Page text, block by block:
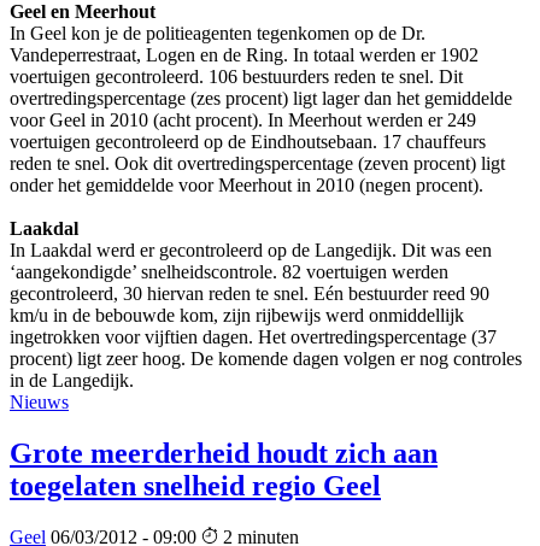
Geel en Meerhout
In Geel kon je de politieagenten tegenkomen op de Dr.
Vandeperrestraat, Logen en de Ring. In totaal werden er 1902
voertuigen gecontroleerd. 106 bestuurders reden te snel. Dit
overtredingspercentage (zes procent) ligt lager dan het gemiddelde
voor Geel in 2010 (acht procent). In Meerhout werden er 249
voertuigen gecontroleerd op de Eindhoutsebaan. 17 chauffeurs
reden te snel. Ook dit overtredingspercentage (zeven procent) ligt
onder het gemiddelde voor Meerhout in 2010 (negen procent).
Laakdal
In Laakdal werd er gecontroleerd op de Langedijk. Dit was een
‘aangekondigde’ snelheidscontrole. 82 voertuigen werden
gecontroleerd, 30 hiervan reden te snel. Eén bestuurder reed 90
km/u in de bebouwde kom, zijn rijbewijs werd onmiddellijk
ingetrokken voor vijftien dagen. Het overtredingspercentage (37
procent) ligt zeer hoog. De komende dagen volgen er nog controles
in de Langedijk.
Nieuws
Grote meerderheid houdt zich aan
toegelaten snelheid regio Geel
Geel 06/03/2012 - 09:00 2 minuten